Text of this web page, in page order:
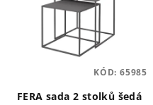
FERA sada 2 stolků šedá
KÓD: 65985